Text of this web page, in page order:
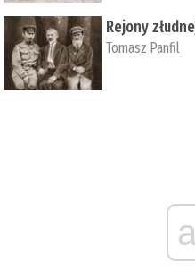
Rejony
Tomasz Panfil